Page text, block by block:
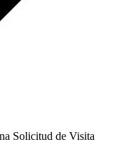
Solicitud de Visita